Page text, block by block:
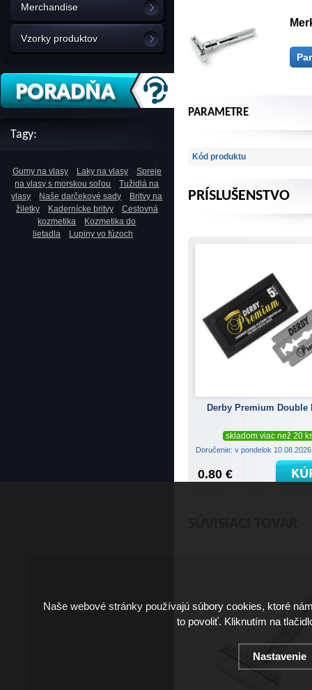
Merchandise
Vzorky produktov
Tagy:
Gumy na vlasy Laky na vlasy
Spreje
na vlasy s morskou soľou
Tužidlá na
vlasy
Naše darčekové sady
Britvy na
žiletky
Kadernícke britvy
Cestovná
kozmetika
Kozmetika do
lietadla
Lupiny vo fúzoch
PARAMETRE
Kód produktu
PRÍSLUŠENSTVO
Derby Premium Double
skladom viac než 20
Doručenie: v pondelok
0.80 €
Naše webové stránky používajú súbory cookies, ktoré
to povoliť. Kliknutím na
Nastavenie